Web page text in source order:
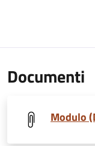
Documenti
Modulo